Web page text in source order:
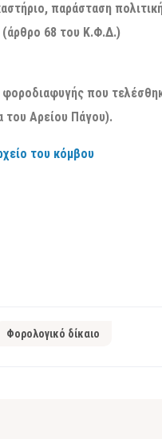
παράσταση
(άρθρο 68 του Κ.Φ.Δ.)
που
του Αρείου Πάγου).
του κόμβου
Φορολογικό δίκαιο